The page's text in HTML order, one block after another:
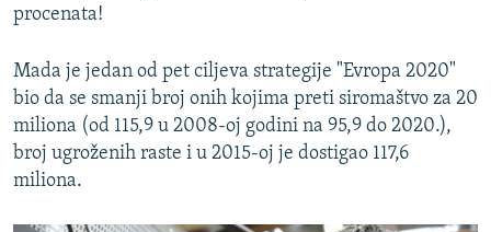
procenata!
Mada je jedan od pet ciljeva strategije "Evropa 2020"
bio da se smanji broj onih kojima preti siromaštvo za 20
miliona (od 115,9 u 2008-oj godini na 95,9 do 2020.),
broj ugroženih raste i u 2015-oj je dostigao 117,6
miliona.